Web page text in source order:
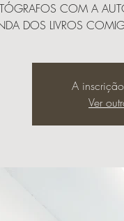
COM A
DOS LIVROS
A
Ver